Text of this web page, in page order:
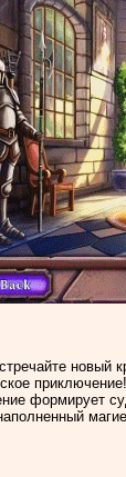
новый
формирует